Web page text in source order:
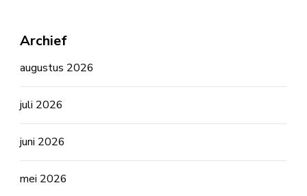
Archief
augustus 2026
juli 2026
juni 2026
mei 2026